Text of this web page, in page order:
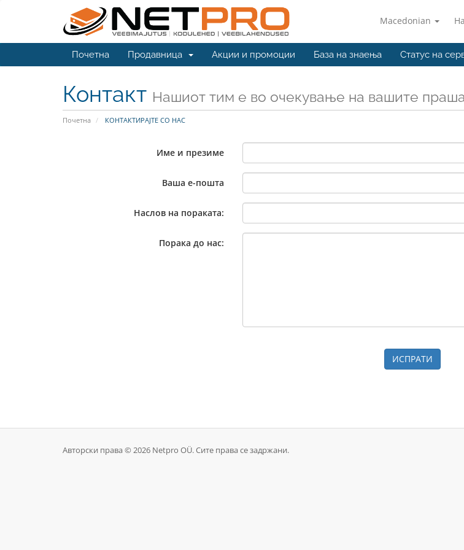
Macedonian
Почетна Продавница Акции и промоции База на знаења Статус на
Контакт Нашиот тим е во очекување на вашите
Почетна КОНТАКТИРАЈТЕ СО НАС
Име и презиме
Ваша е-пошта
Наслов на пораката:
Порака до нас:
ИСПРАТИ
Авторски права © 2026 Netpro OÜ. Сите права се задржани.